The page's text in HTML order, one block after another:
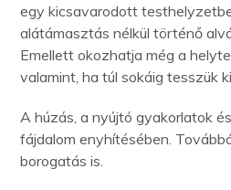
egy kicsavarodott
alátámasztás nélkül történő
Emellett okozhatja még a
valamint, ha túl sokáig tesszük
A húzás, a nyújtó gyakorlatok
fájdalom enyhítésében.
borogatás is.